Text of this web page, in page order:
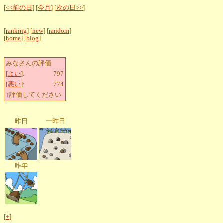
[<<前の日 ] [今月 ] [次の日>>]
[ranking] [new] [random]
[home] [blog]
みなさんの評価
[よい]:
797
[悪い]:
774
↑評価してください
昨日 一昨日
昨年
[+]